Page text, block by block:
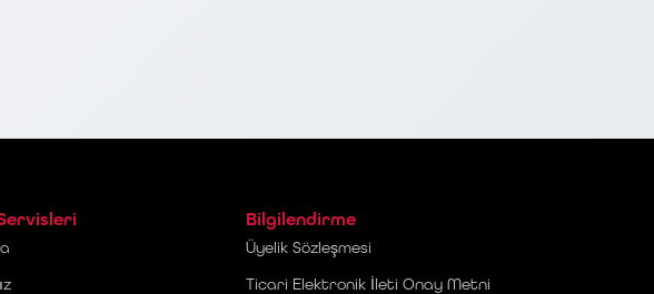
Bilgilendirme
Üyelik Sözleşmesi
Ticari Elektronik İleti Onay Metni